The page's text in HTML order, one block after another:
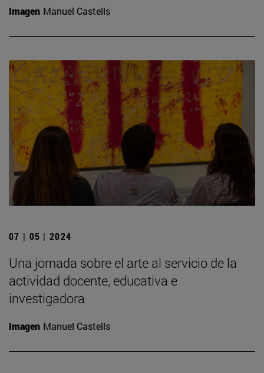
Imagen Manuel Castells
07 | 05 | 2024
Una jornada sobre el arte al servicio de la
actividad docente, educativa e
investigadora
Imagen Manuel Castells